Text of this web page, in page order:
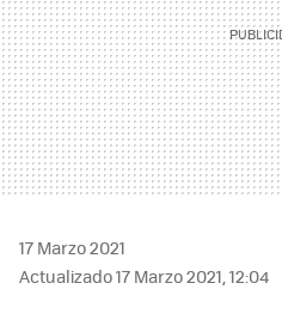
17 Marzo 2021
Actualizado 17 Marzo 2021, 12:04